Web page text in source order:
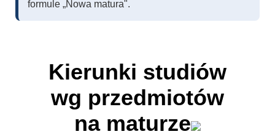
formule „Nowa matura".
Kierunki studiów
wg przedmiotów
na maturze